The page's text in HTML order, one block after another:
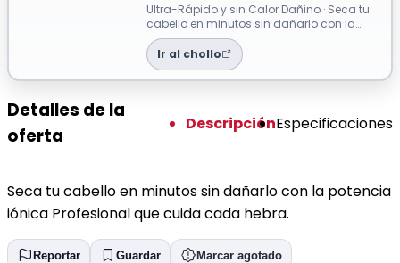
Ultra-Rápido y sin Calor Dañino · Seca tu
cabello en minutos sin dañarlo con la
potencia iónica Profesional que cuida...
Ir al chollo
Detalles de la
oferta
DescripciónEspecificaciones
Seca tu cabello en minutos sin dañarlo con la potencia
iónica Profesional que cuida cada hebra.
Reportar Guardar Marcar agotado